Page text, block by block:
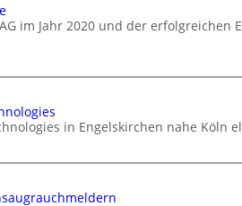
im Jahr 2020 und der
in Engelskirchen nahe Köln